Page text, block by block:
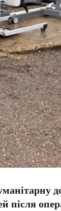
після